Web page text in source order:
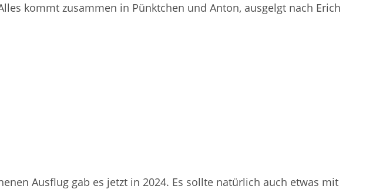
kommt zusammen in Pünktchen und Anton, ausgelgt nach Erich
Ausflug gab es jetzt in 2024. Es sollte natürlich auch etwas mit